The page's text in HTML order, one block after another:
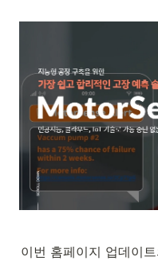
이번 홈페이지 업데이